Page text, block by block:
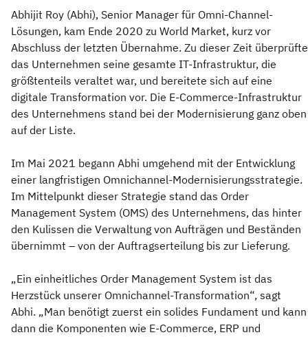
Abhijit Roy (Abhi), Senior Manager für Omni-Channel-
Lösungen, kam Ende 2020 zu World Market, kurz vor
Abschluss der letzten Übernahme. Zu dieser Zeit überprüfte
das Unternehmen seine gesamte IT-Infrastruktur, die
größtenteils veraltet war, und bereitete sich auf eine
digitale Transformation vor. Die E-Commerce-Infrastruktur
des Unternehmens stand bei der Modernisierung ganz oben
auf der Liste.
Im Mai 2021 begann Abhi umgehend mit der Entwicklung
einer langfristigen Omnichannel-Modernisierungsstrategie.
Im Mittelpunkt dieser Strategie stand das Order
Management System (OMS) des Unternehmens, das hinter
den Kulissen die Verwaltung von Aufträgen und Beständen
übernimmt – von der Auftragserteilung bis zur Lieferung.
„Ein einheitliches Order Management System ist das
Herzstück unserer Omnichannel-Transformation“, sagt
Abhi. „Man benötigt zuerst ein solides Fundament und kann
dann die Komponenten wie E-Commerce, ERP und